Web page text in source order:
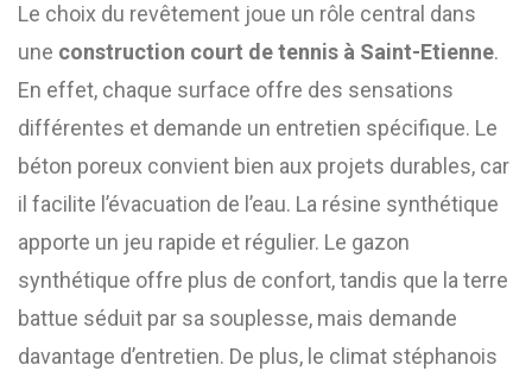
Le choix du revêtement joue un rôle central dans
une construction court de tennis à Saint-Etienne.
En effet, chaque surface offre des sensations
différentes et demande un entretien spécifique. Le
béton poreux convient bien aux projets durables, car
il facilite l’évacuation de l’eau. La résine synthétique
apporte un jeu rapide et régulier. Le gazon
synthétique offre plus de confort, tandis que la terre
battue séduit par sa souplesse, mais demande
davantage d’entretien. De plus, le climat stéphanois